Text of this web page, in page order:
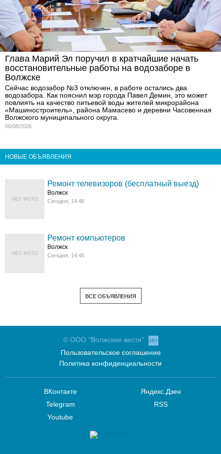
Глава Марий Эл поручил в кратчайшие начать
восстановительные работы на водозаборе в
Волжске
Сейчас водозабор №3 отключен, в работе остались два
водозабора. Как пояснил мэр города Павел Демин, это может
повлиять на качество питьевой воды жителей микрорайона
«Машиностроитель», района Мамасево и деревни Часовенная
Волжского муниципального округа.
06/08/2026
НОВЫЕ ОБЪЯВЛЕНИЯ
НЕТ ФОТО
Ремонт телевизоров (бесплатный выезд)
Волжск
Сегодня, 14:46
НЕТ ФОТО
Ремонт компьютеров
Волжск
Сегодня, 14:45
ВСЕ ОБЪЯВЛЕНИЯ
© ООО "Волжские вести" 16+
Пользовательское соглашение
Политика конфиденциальности
ВКонтакте
Telegram
Youtube
Яндекс.Дзен
RSS